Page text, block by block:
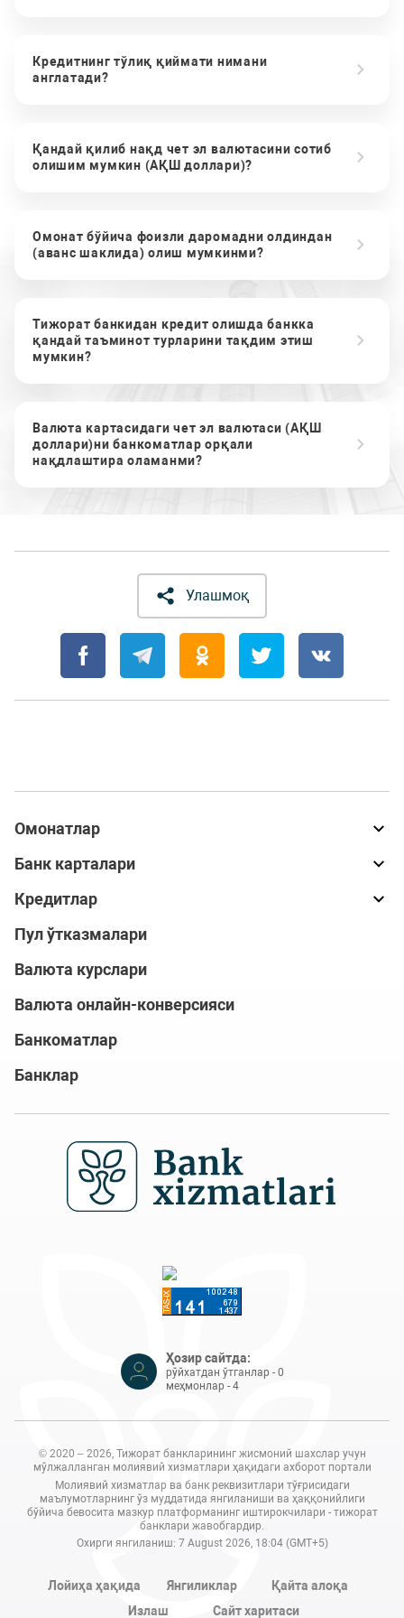
Кредитнинг тўлиқ қиймати нимани
англатади?
Қандай қилиб нақд чет эл валютасини сотиб
олишим мумкин (АҚШ доллари)?
Омонат бўйича фоизли даромадни олдиндан
(аванс шаклида) олиш мумкинми?
Тижорат банкидан кредит олишда банкка
қандай таъминот турларини тақдим этиш
мумкин?
Валюта картасидаги чет эл валютаси (АҚШ
доллари)ни банкоматлар орқали
нақдлаштира оламанми?
Улашмоқ
Омонатлар
Банк карталари
Кредитлар
Пул ўтказмалари
Валюта курслари
Валюта онлайн-конверсияси
Банкоматлар
Банклар
Ҳозир сайтда:
рўйхатдан ўтганлар - 0
меҳмонлар - 4
© 2020 – 2026, Тижорат банкларининг жисмоний шахслар учун
мўлжалланган молиявий хизматлари ҳақидаги ахборот портали
Молиявий хизматлар ва банк реквизитлари тўғрисидаги
маълумотларнинг ўз муддатида янгиланиши ва ҳаққонийлиги
бўйича бевосита мазкур платформанинг иштирокчилари - тижорат
банклари жавобгардир.
Охирги янгиланиш: 7 August 2026, 18:04 (GMT+5)
Лойиҳа ҳақида Янгиликлар
Қайта алоқа
Излаш
Сайт харитаси